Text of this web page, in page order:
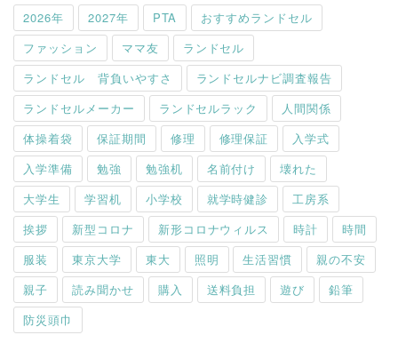
2026年 2027年 PTA
おすすめランドセル
ファッション
ママ友
ランドセル
ランドセル 背負いやすさ
ランドセルナビ調査報告
ランドセルメーカー
ランドセルラック
人間関係
体操着袋
保証期間 修理 修理保証
入学式
入学準備
勉強 勉強机 名前付け
壊れた
大学生
学習机 小学校 就学時健診
工房系
挨拶
新型コロナ 新形コロナウィルス 時計
時間
服装
東京大学 東大 照明 生活習慣
親の不安
親子
読み聞かせ 購入 送料負担 遊び
鉛筆
防災頭巾